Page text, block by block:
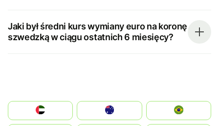
Jaki był średni kurs wymiany euro na koronę
szwedzką w ciągu ostatnich 6 miesięcy?
الإمارات العربية المتحدة